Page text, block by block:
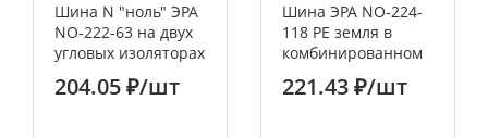
Шина N "ноль" ЭРА
NO-222-63 на двух
угловых изоляторах
ШНИ-6х9-22-У2-
синий
204.05 ₽/шт
Шина ЭРА NO-224-
118 PE земля в
комбинированном
изоляторе на DIN-
рейку ШНИ-8х12-
221.43 ₽/шт